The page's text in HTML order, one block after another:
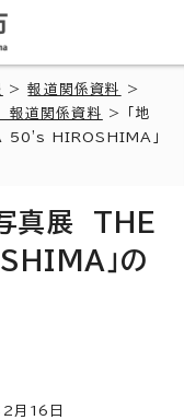
>報道関係資料
>
道関係資料
> 「地
50's HIROSHIMA」
写真展 THE
」の
月 16 日